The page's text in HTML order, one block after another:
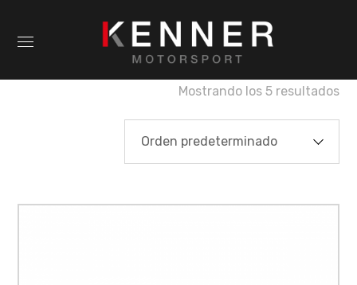
Mostrando los 5 resultados